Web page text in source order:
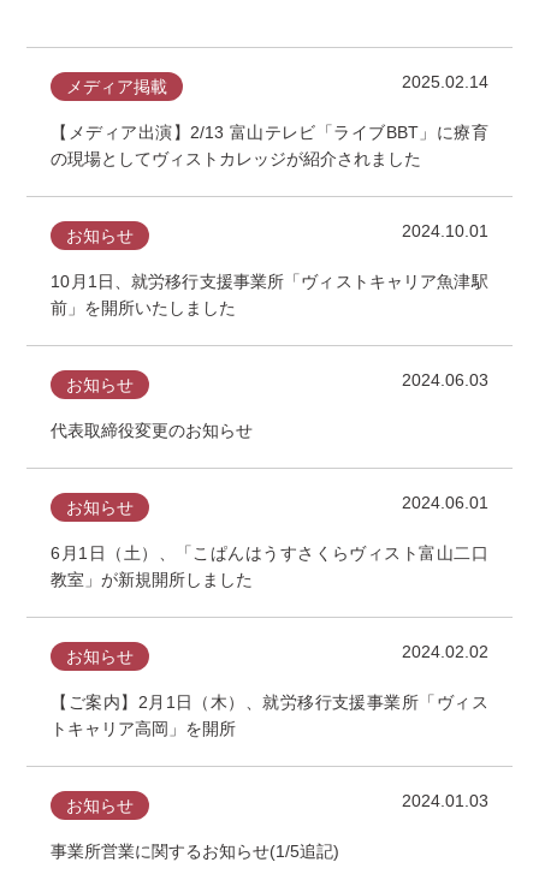
メディア掲載 2025.02.14
【メディア出演】2/13 富山テレビ「ライブBBT」に療育
の現場としてヴィストカレッジが紹介されました
お知らせ 2024.10.01
10月1日、就労移行支援事業所「ヴィストキャリア魚津駅
前」を開所いたしました
お知らせ 2024.06.03
代表取締役変更のお知らせ
お知らせ 2024.06.01
6月1日（土）、「こぱんはうすさくらヴィスト富山二口
教室」が新規開所しました
お知らせ 2024.02.02
【ご案内】2月1日（木）、就労移行支援事業所「ヴィス
トキャリア高岡」を開所
お知らせ 2024.01.03
事業所営業に関するお知らせ(1/5追記)